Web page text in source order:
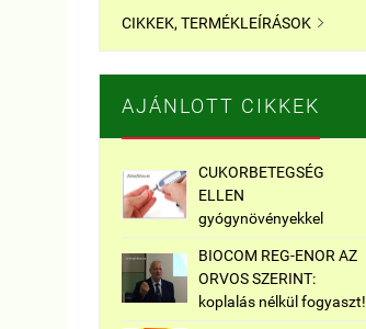
CIKKEK, TERMÉKLEÍRÁSOK 
AJÁNLOTT CIKKEK
CUKORBETEGSÉG
ELLEN
gyógynövényekkel
BIOCOM REG-ENOR AZ
ORVOS SZERINT:
koplalás nélkül fogyaszt!